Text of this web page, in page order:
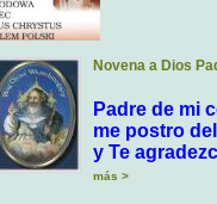
Novena a Dios
Padre de mi
me postro
y Te
más >